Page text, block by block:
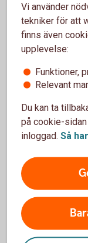
Ryssland, som
spannmål över
Samtidigt sviktar
säger han.
Men det kan,
så kallat ”post
klara med
spannmål i
industrierna
Priserna brukar
Men att det skulle
prisuppgångar
Jobba
Vi använder
tekniker för att
finns även
upplevelse:
Funktioner,
Relevant
Du kan ta
på cookie-
inloggad. Så